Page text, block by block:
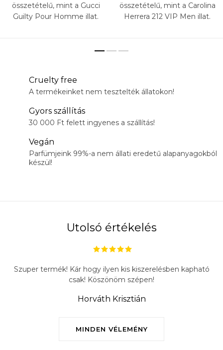
összetételű, mint a Gucci
Guilty Pour Homme illat.
összetételű, mint a Carolina
Herrera 212 VIP Men illat.
Cruelty free
A termékeinket nem tesztelték állatokon!
Gyors szállítás
30 000 Ft felett ingyenes a szállítás!
Vegán
Parfümjeink 99%-a nem állati eredetű alapanyagokból
készül!
Utolsó értékelés
MINDEN VÉLEMÉNY
Szuper termék! Kár hogy ilyen kis kiszerelésben kapható
csak! Köszönöm szépen!
Horváth Krisztián